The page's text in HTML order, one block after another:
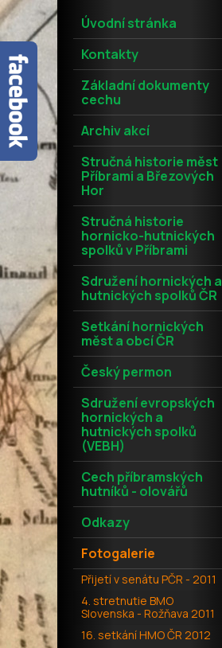
Úvodní stránka
Kontakty
Základní dokumenty
cechu
Archiv akcí
Stručná historie měst
Příbrami a Březových
Hor
Stručná historie
hornicko-hutnických
spolků v Příbrami
Sdružení hornických a
hutnických spolků ČR
Setkání hornických
měst a obcí ČR
Český permon
Sdružení evropských
hornických a
hutnických spolků
(VEBH)
Cech příbramských
hutníků - olovářů
Odkazy
Fotogalerie
Přijetí v senátu PČR - 2011
4. stretnutie BMO
Slovenska - Rožňava 2011
16. setkání HMO ČR 2012